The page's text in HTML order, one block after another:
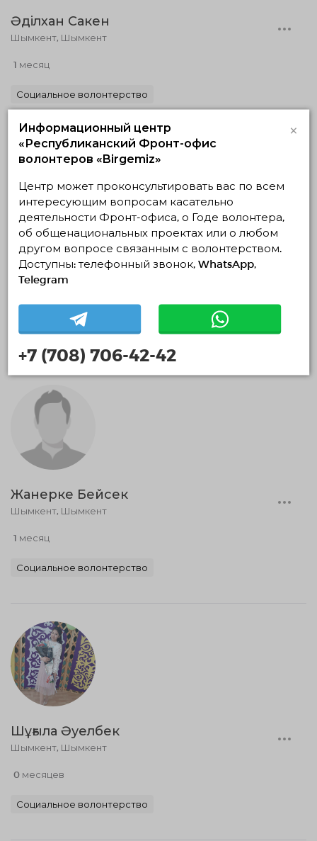
Әділхан Сакен
Шымкент, Шымкент
1 месяц
Социальное волонтерство
Тоқтархан Қожабек
Шымкент, Шымкент
Медиа волонтерство
Жанерке Бейсек
Шымкент, Шымкент
1 месяц
Социальное волонтерство
Шұғыла Әуелбек
Шымкент, Шымкент
0 месяцев
Социальное волонтерство
Информационный центр
«Республиканский Фронт-офис
волонтеров «Birgemiz»
×
Центр может проконсультировать вас по всем
интересующим вопросам касательно
деятельности Фронт-офиса, о Годе волонтера,
об общенациональных проектах или о любом
другом вопросе связанным с волонтерством.
Доступны: телефонный звонок, WhatsApp,
Telegram
+7 (708) 706-42-42